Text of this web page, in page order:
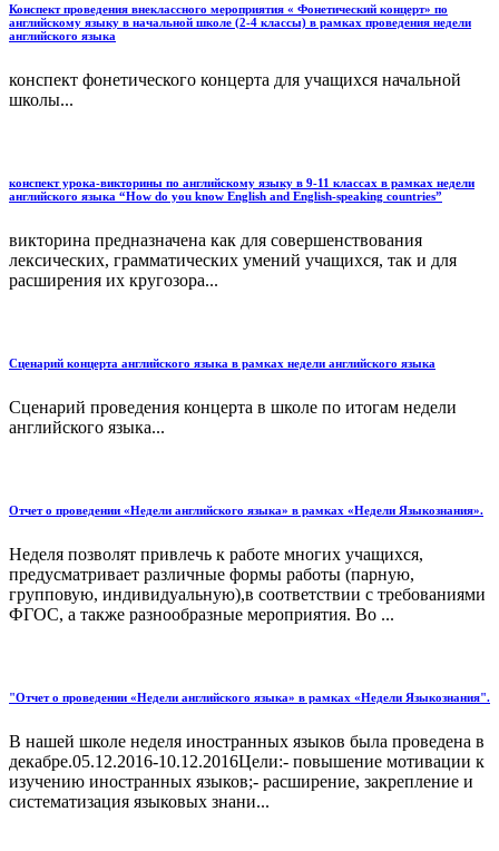
Конспект проведения внеклассного мероприятия « Фонетический концерт» по
английскому языку в начальной школе (2-4 классы) в рамках проведения недели
английского языка
конспект фонетического концерта для учащихся начальной
школы...
конспект урока-викторины по английскому языку в 9-11 классах в рамках недели
английского языка “How do you know English and English-speaking countries”
викторина предназначена как для совершенствования
лексических, грамматических умений учащихся, так и для
расширения их кругозора...
Сценарий концерта английского языка в рамках недели английского языка
Сценарий проведения концерта в школе по итогам недели
английского языка...
Отчет о проведении «Недели английского языка» в рамках «Недели Языкознания».
Неделя позволят привлечь к работе многих учащихся,
предусматривает различные формы работы (парную,
групповую, индивидуальную),в соответствии с требованиями
ФГОС, а также разнообразные мероприятия. Во ...
"Отчет о проведении «Недели английского языка» в рамках «Недели Языкознания".
В нашей школе неделя иностранных языков была проведена в
декабре.05.12.2016-10.12.2016Цели:- повышение мотивации к
изучению иностранных языков;- расширение, закрепление и
систематизация языковых знани...